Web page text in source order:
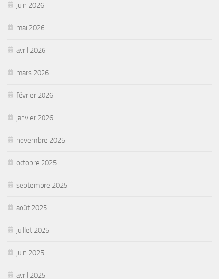
juin 2026
mai 2026
avril 2026
mars 2026
février 2026
janvier 2026
novembre 2025
octobre 2025
septembre 2025
août 2025
juillet 2025
juin 2025
avril 2025